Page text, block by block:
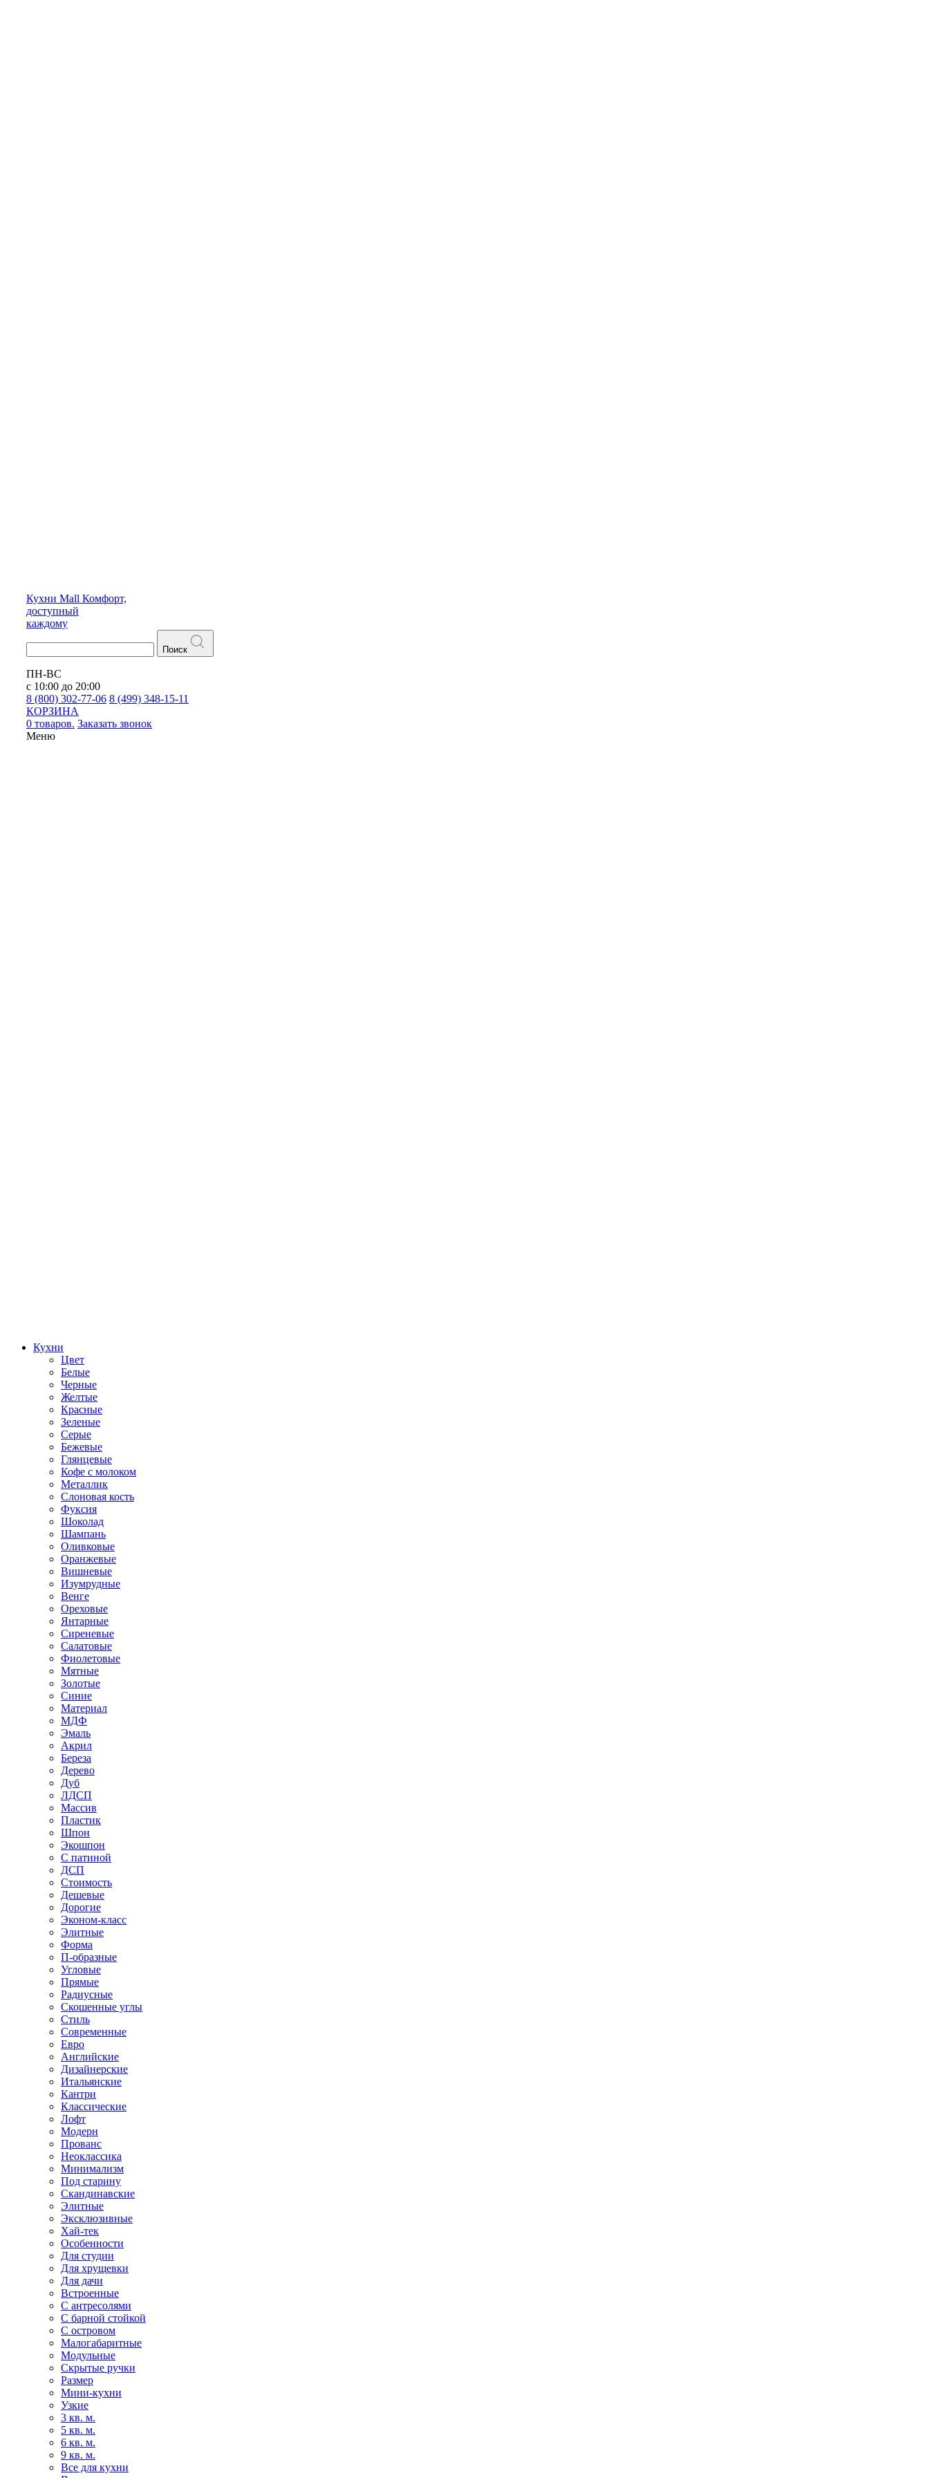
Кухни Mall Комфорт,
доступный
каждому
Поиск
ПН-ВС
с 10:00 до 20:00
8 (800) 302-77-06 8 (499) 348-15-11
КОРЗИНА
0 товаров. Заказать звонок
Меню
Кухни
Цвет
Белые
Черные
Желтые
Красные
Зеленые
Серые
Бежевые
Глянцевые
Кофе с молоком
Металлик
Слоновая кость
Фуксия
Шоколад
Шампань
Оливковые
Оранжевые
Вишневые
Изумрудные
Венге
Ореховые
Янтарные
Сиреневые
Салатовые
Фиолетовые
Мятные
Золотые
Синие
Материал
МДФ
Эмаль
Акрил
Береза
Дерево
Дуб
ЛДСП
Массив
Пластик
Шпон
Экошпон
С патиной
ДСП
Стоимость
Дешевые
Дорогие
Эконом-класс
Элитные
Форма
П-образные
Угловые
Прямые
Радиусные
Скошенные углы
Стиль
Современные
Евро
Английские
Дизайнерские
Итальянские
Кантри
Классические
Лофт
Модерн
Прованс
Неоклассика
Минимализм
Под старину
Скандинавские
Элитные
Эксклюзивные
Хай-тек
Особенности
Для студии
Для хрущевки
Для дачи
Встроенные
С антресолями
С барной стойкой
С островом
Малогабаритные
Модульные
Скрытые ручки
Размер
Мини-кухни
Узкие
3 кв. м.
5 кв. м.
6 кв. м.
9 кв. м.
Все для кухни